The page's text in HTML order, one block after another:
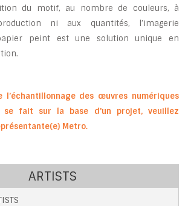
du motif, au nombre de couleurs, à
ni aux quantités, l’imagerie
peint est une solution unique en
l’échantillonnage des œuvres numériques
se fait sur la base d'un projet, veuillez
Metro.
ARTISTS